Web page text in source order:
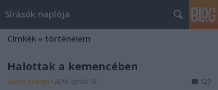
Sírásók naplója
Címkék » történelem
Halottak a kemencében
Gulyás Gyöngyi • 2010. április 16. 129